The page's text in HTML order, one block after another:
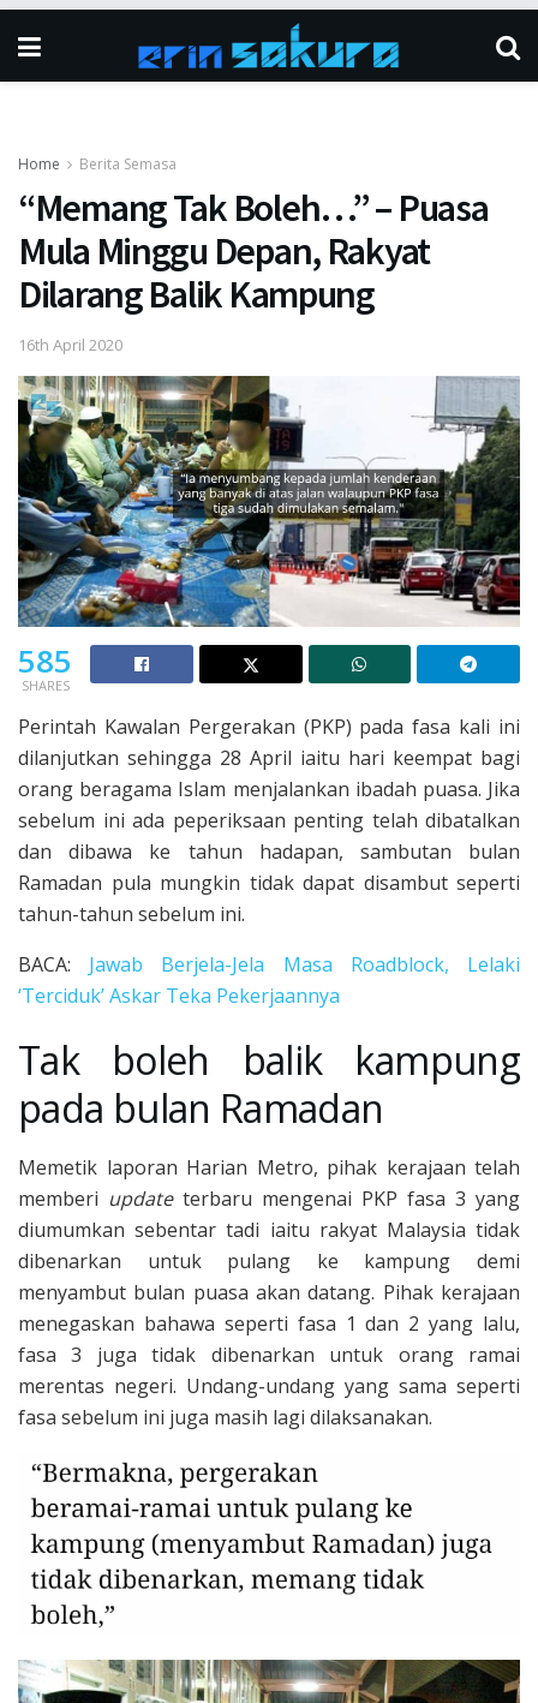
Home Berita Semasa
“Memang Tak Boleh…” – Puasa
Mula Minggu Depan, Rakyat
Dilarang Balik Kampung
16th April 2020
585
SHARES
Perintah Kawalan Pergerakan (PKP) pada fasa kali ini
dilanjutkan sehingga 28 April iaitu hari keempat bagi
orang beragama Islam menjalankan ibadah puasa. Jika
sebelum ini ada peperiksaan penting telah dibatalkan
dan dibawa ke tahun hadapan, sambutan bulan
Ramadan pula mungkin tidak dapat disambut seperti
tahun-tahun sebelum ini.
BACA: Jawab Berjela-Jela Masa Roadblock, Lelaki
‘Terciduk’ Askar Teka Pekerjaannya
Tak boleh balik kampung
pada bulan Ramadan
Memetik laporan Harian Metro, pihak kerajaan telah
memberi updateterbaru mengenai PKP fasa 3 yang
diumumkan sebentar tadi iaitu rakyat Malaysia tidak
dibenarkan untuk pulang ke kampung demi
menyambut bulan puasa akan datang. Pihak kerajaan
menegaskan bahawa seperti fasa 1 dan 2 yang lalu,
fasa 3 juga tidak dibenarkan untuk orang ramai
merentas negeri. Undang-undang yang sama seperti
fasa sebelum ini juga masih lagi dilaksanakan.